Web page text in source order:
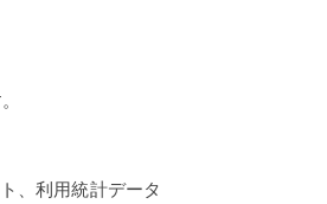
、利用統計データ